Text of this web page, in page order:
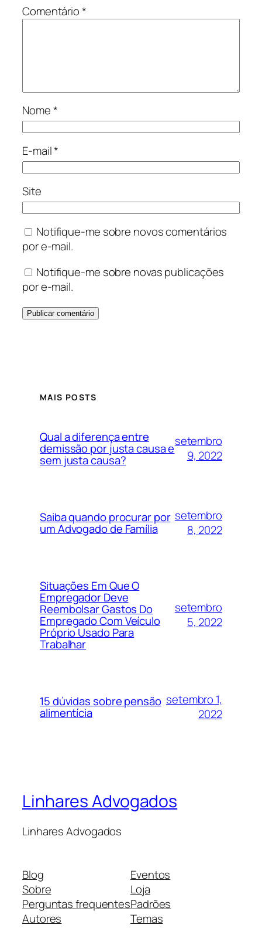
Comentário*
Nome*
E-mail*
Site
Notifique-me sobre novos comentários
por e-mail.
Notifique-me sobre novas publicações
por e-mail.
MAIS POSTS
Qual a diferença entre
demissão por justa causa e
sem justa causa?
setembro
9, 2022
Saiba quando procurar por
um Advogado de Família
setembro
8, 2022
Situações Em Que O
Empregador Deve
Reembolsar Gastos Do
Empregado Com Veículo
Próprio Usado Para
Trabalhar
setembro
5, 2022
15 dúvidas sobre pensão
alimentícia
setembro 1,
2022
Linhares Advogados
Linhares Advogados
Blog
Sobre
Perguntas frequentes
Autores
Eventos
Loja
Padrões
Temas